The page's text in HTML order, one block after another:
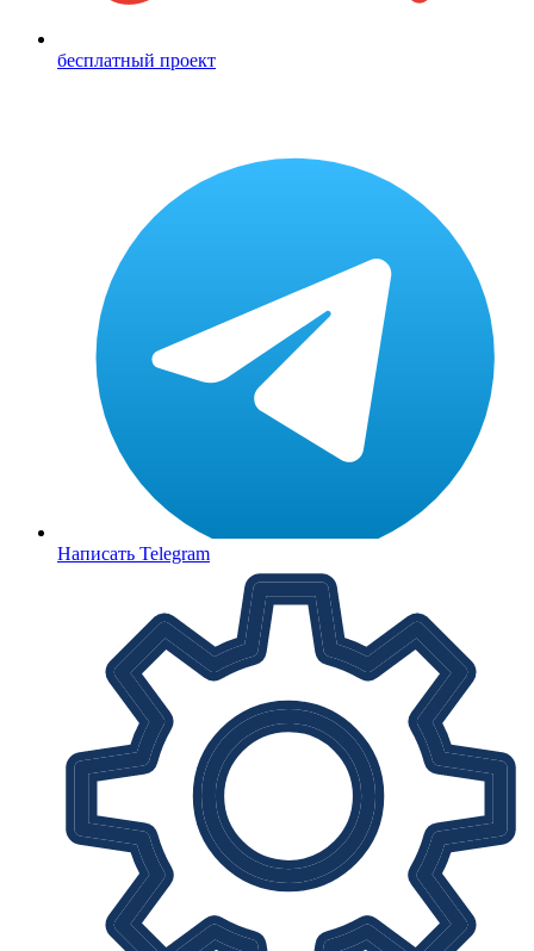
бесплатный проект
Написать Telegram